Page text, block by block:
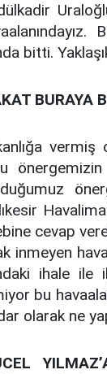
bitti.
BURAYA
cevap
inmeyen
ihale
bu
olarak ne